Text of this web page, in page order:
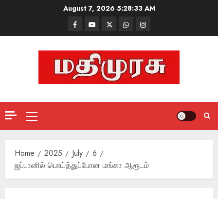
August 7, 2026 5:28:33 AM
FacebookMathemurasu
TV
TwitterWhatsAppInstagram
Primary
Menu
Home 2025 July
6
ஜப்பானில் பொய்த்துப்போன மங்கா ஆரூடம்